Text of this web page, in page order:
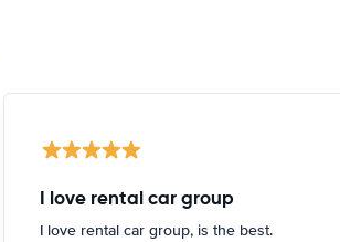
I love rental car group
I love rental car group, is the best.